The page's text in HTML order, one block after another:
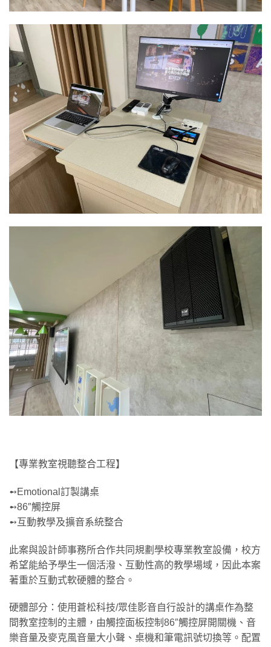
【專業教室視聽整合工程】
➻Emotional訂製講桌
➻86″觸控屏
➻互動教學及擴音系統整合
此案與設計師事務所合作共同規劃學校專業教室設備，校方
希望能給予學生一個活潑、互動性高的教學場域，因此本案
著重於互動式軟硬體的整合。
硬體部分：使用蒼松科技/眾佳影音自行設計的講桌作為整
間教室控制的主體，由觸控面板控制86″觸控屏開關機、音
樂音量及麥克風音量大小聲、桌機和筆電訊號切換等。配置